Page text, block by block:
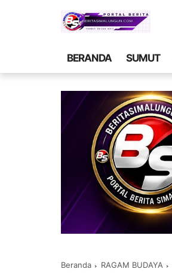
BERANDA SUMUT
Beranda RAGAM BUDAYA